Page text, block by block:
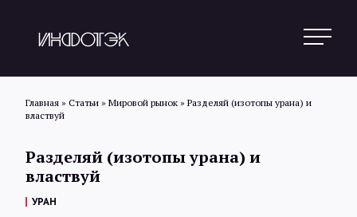
Главная » Статьи » Мировой рынок » Разделяй (изотопы урана) и
властвуй
Разделяй (изотопы урана) и
властвуй
УРАН